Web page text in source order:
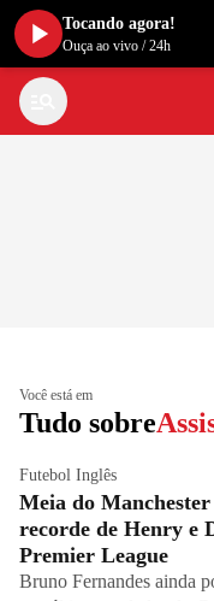
Você está em
Tudo sobre
Futebol Inglês
Meia do
recorde de Henry e
Premier League
Bruno Fernandes ainda
Tocando agora!
Ouça ao vivo /24h